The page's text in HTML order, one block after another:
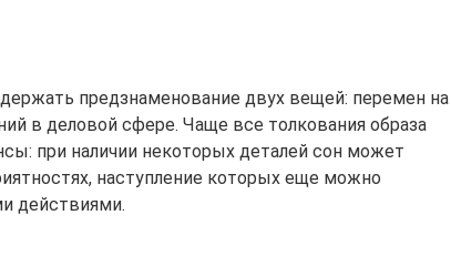
предзнаменование двух вещей: перемен на
в деловой сфере. Чаще все толкования образа
при наличии некоторых деталей сон может
наступление которых еще можно
действиями.